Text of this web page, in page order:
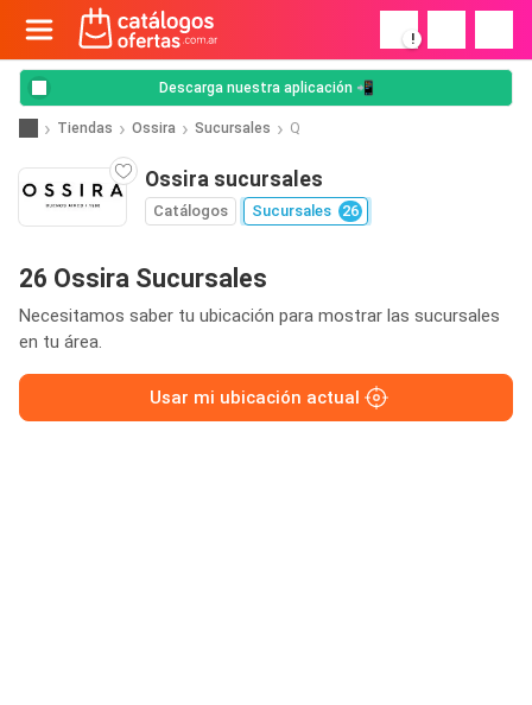
!
Descarga nuestra aplicación 📲
Tiendas Ossira Sucursales Q
Ossira sucursales
Catálogos Sucursales 26
26 Ossira Sucursales
Necesitamos saber tu ubicación para mostrar las sucursales
en tu área.
Usar mi ubicación actual